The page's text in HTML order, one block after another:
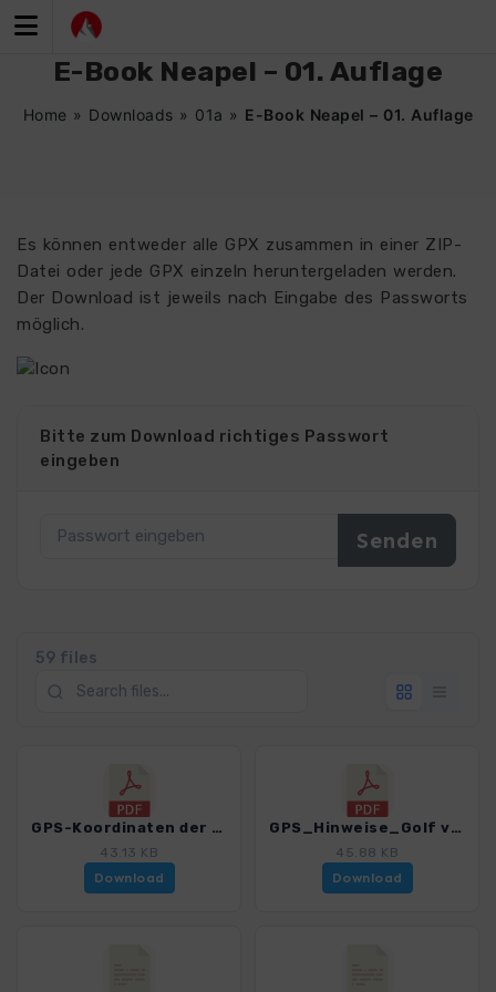
Inhalt
E-Book Neapel – 01. Auflage
Home » Downloads » 01a » E-Book Neapel – 01. Auflage
Es können entweder alle GPX zusammen in einer ZIP-
Datei oder jede GPX einzeln heruntergeladen werden.
Der Download ist jeweils nach Eingabe des Passworts
möglich.
Bitte zum Download richtiges Passwort
eingeben
59 files
GPS-Koordinaten der Ausgangspunkte.pdf
43.13 KB
Download
GPS_Hinweise_Golf von Neapel.pdf
45.88 KB
Download